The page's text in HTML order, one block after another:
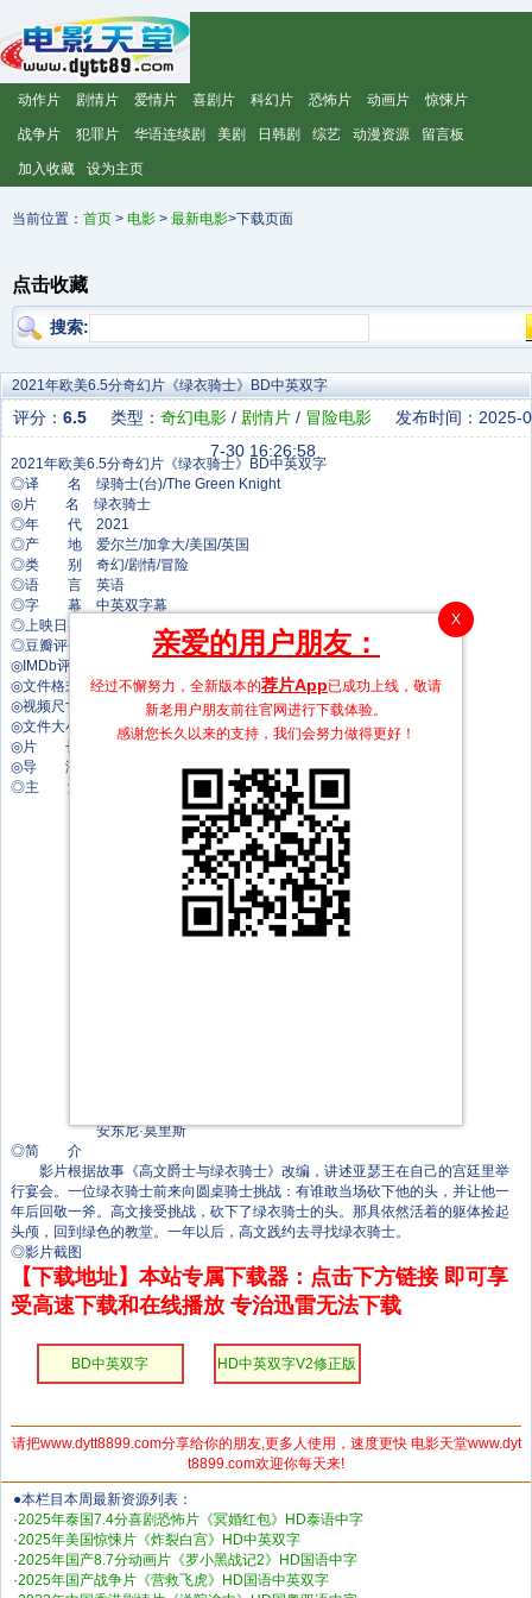
动作片 剧情片 爱情片 喜剧片 科幻片 恐怖片 动画片 惊悚片
战争片 犯罪片 华语连续剧 美剧 日韩剧 综艺 动漫资源 留言板
加入收藏 设为主页
当前位置： 首页 > 电影 > 最新电影>下载页面
点击收藏
搜索:
2021年欧美6.5分奇幻片《绿衣骑士》BD中英双字
评分： 6.5 类型： 奇幻电影/ 剧情片/ 冒险电影
发布时间：2025-0
7-30 16:26:58
◎译 名 绿骑士(台)/The Green Knight
◎片 名 绿衣骑士
◎年 代 2021
◎产 地 爱尔兰/加拿大/美国/英国
◎类 别 奇幻/剧情/冒险
◎语 言 英语
◎字 幕 中英双字幕
◎上映日期 2021-07-30(美国)
◎豆瓣评分 6.5/10 from 16402 users
◎IMDb评分 7.1/10 from 17000 users
◎文件格式 x264 + ACC
◎视频尺寸 1920 x 1038
◎文件大小 4074 MB
◎片 长 130 Mins
◎导 演 大卫·洛维
◎主 演 戴夫·帕特尔
艾丽西亚·维坎德
萨莉塔·乔德霍里
安东尼·莫里斯
◎简 介
影片根据故事《高文爵士与绿衣骑士》改编，讲述亚瑟王在自己的宫廷里举
行宴会。一位绿衣骑士前来向圆桌骑士挑战：有谁敢当场砍下他的头，并让他一
年后回敬一斧。高文接受挑战，砍下了绿衣骑士的头。那具依然活着的躯体捡起
头颅，回到绿色的教堂。一年以后，高文践约去寻找绿衣骑士。
◎影片截图
【下载地址】本站专属下载器：点击下方链接 即可享
受高速下载和在线播放 专治迅雷无法下载
BD中英双字 HD中英双字V2修正版
请把www.dytt8899.com分享给你的朋友,更多人使用，速度更快 电影天堂www.dyt
t8899.com欢迎你每天来!
●本栏目本周最新资源列表：
·2025年泰国7.4分喜剧恐怖片《冥婚红包》HD泰语中字
·2025年美国惊悚片《炸裂白宫》HD中英双字
·2025年国产8.7分动画片《罗小黑战记2》HD国语中字
·2025年国产战争片《营救飞虎》HD国语中英双字
X
亲爱的用户朋友：
经过不懈努力，全新版本的荐片App已成功上线，敬请
新老用户朋友前往官网进行下载体验。
感谢您长久以来的支持，我们会努力做得更好！